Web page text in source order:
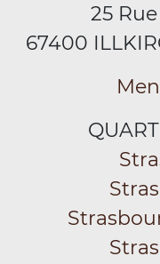
25
67400